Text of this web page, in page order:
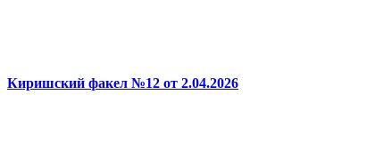
Киришский факел №12 от 2.04.2026